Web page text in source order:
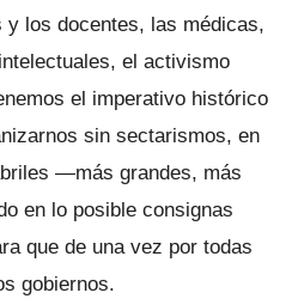
los docentes, las médicas,
el activismo
el imperativo histórico
sin sectarismos, en
—más grandes, más
en lo posible consignas
que de una vez por todas
gobiernos.